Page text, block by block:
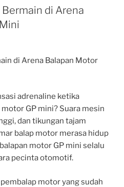
di Arena
di Arena Balapan Motor
adrenaline ketika
GP mini? Suara mesin
dan tikungan tajam
balap motor merasa hidup
motor GP mini selalu
pecinta otomotif.
motor yang sudah